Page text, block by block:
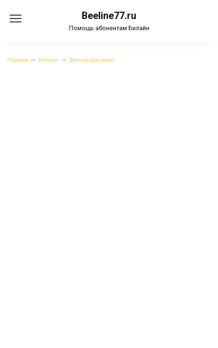
содержанию
Beeline77.ru
Помощь абонентам Билайн
Главная Каталог Фитнес-браслеты